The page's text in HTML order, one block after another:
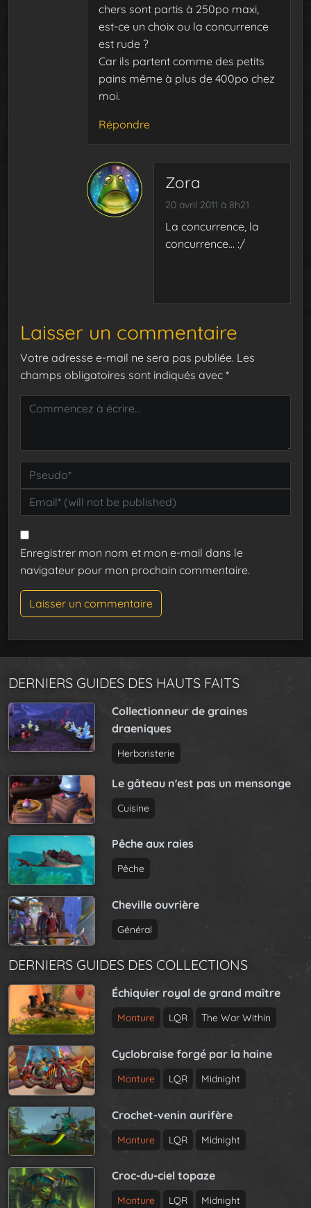
chers sont partis à 250po maxi,
est-ce un choix ou la concurrence
est rude ?
Car ils partent comme des petits
pains même à plus de 400po chez
moi.
Répondre
Zora
20 avril 2011 à 8h21
La concurrence, la
concurrence… :/
Laisser un commentaire
Votre adresse e-mail ne sera pas publiée. Les
champs obligatoires sont indiqués avec *
Enregistrer mon nom et mon e-mail dans le
navigateur pour mon prochain commentaire.
DERNIERS GUIDES DES HAUTS FAITS
Collectionneur de graines
draeniques
Herboristerie
Le gâteau n'est pas un mensonge
Cuisine
Pêche aux raies
Pêche
Cheville ouvrière
Général
DERNIERS GUIDES DES COLLECTIONS
Échiquier royal de grand maître
Monture LQR The War Within
Cyclobraise forgé par la haine
Monture LQR Midnight
Crochet-venin aurifère
Monture LQR Midnight
Croc-du-ciel topaze
Monture LQR Midnight